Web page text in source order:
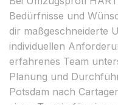
Bedürfnisse und
dir maßgeschneiderte
individuellen
erfahrenes Team
Planung und
Potsdam nach